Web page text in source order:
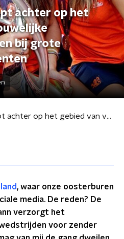
achter op het
bij grote
Nederland loopt achter op het gebied van vrouwelijke commentatoren bij grote sportevenementen
, waar onze oosterburen
media. De reden? De
verzorgt het
voor zender